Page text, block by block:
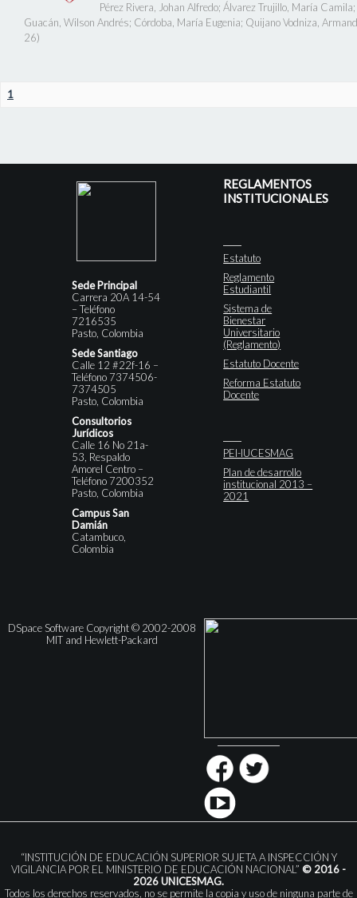
Pérez Rivera, Johan Alfredo; Álvarez Trujillo, María Camila;
Guacán, Wilson Andrés; Córdoba, María Eugenia; Quijano Vodniza,
26)
1
Sede Principal
Carrera 20A 14-54
– Teléfono
7216535
Pasto, Colombia
Sede Santiago
Calle 12 #22f-16 –
Teléfono 7374506-
7374505
Pasto, Colombia
Consultorios
Jurídicos
Calle 16 No 21a-
53, Respaldo
Amorel Centro –
Teléfono 7200352
Pasto, Colombia
Campus San
Damián
Catambuco,
Colombia
REGLAMENTOS
INSTITUCIONALES
Estatuto
Reglamento
Estudiantil
Sistema de
Bienestar
Universitario
(Reglamento)
Estatuto Docente
Reforma Estatuto
Docente
PEI-IUCESMAG
Plan de desarrollo
institucional 2013 –
2021
DSpace Software Copyright © 2002-2008
MIT and Hewlett-Packard
“INSTITUCIÓN DE EDUCACIÓN SUPERIOR SUJETA A INSPECCIÓN Y
VIGILANCIA POR EL MINISTERIO DE EDUCACIÓN NACIONAL” © 2016 -
2026 UNICESMAG.
Todos los derechos reservados, no se permite la copia y uso de ninguna parte de